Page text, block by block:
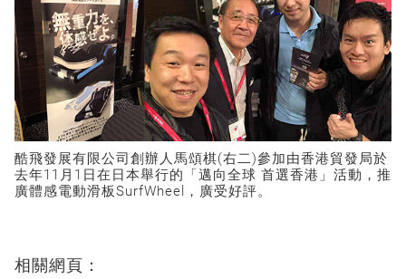
酷飛發展有限公司創辦人馬頌棋(右二)參加由香港貿發局於
去年11月1日在日本舉行的「邁向全球 首選香港」活動，推
廣體感電動滑板SurfWheel，廣受好評。
相關網頁：